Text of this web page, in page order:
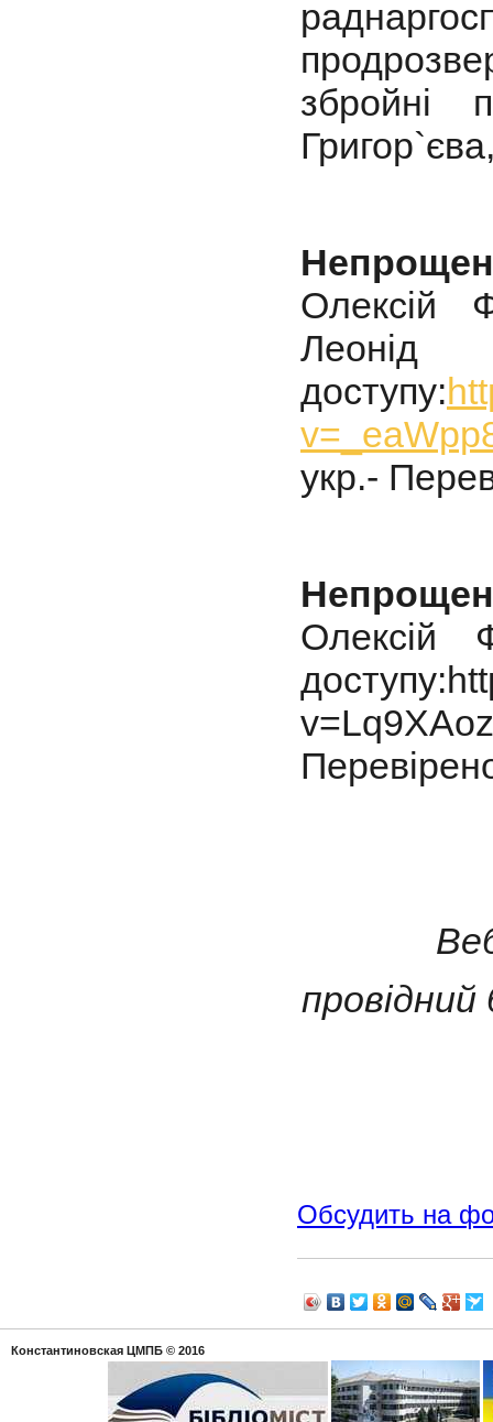
збройні
Олексій
доступу:
укр.-
Олексій
провідний
Обсудить на
Константиновская ЦМПБ © 2016